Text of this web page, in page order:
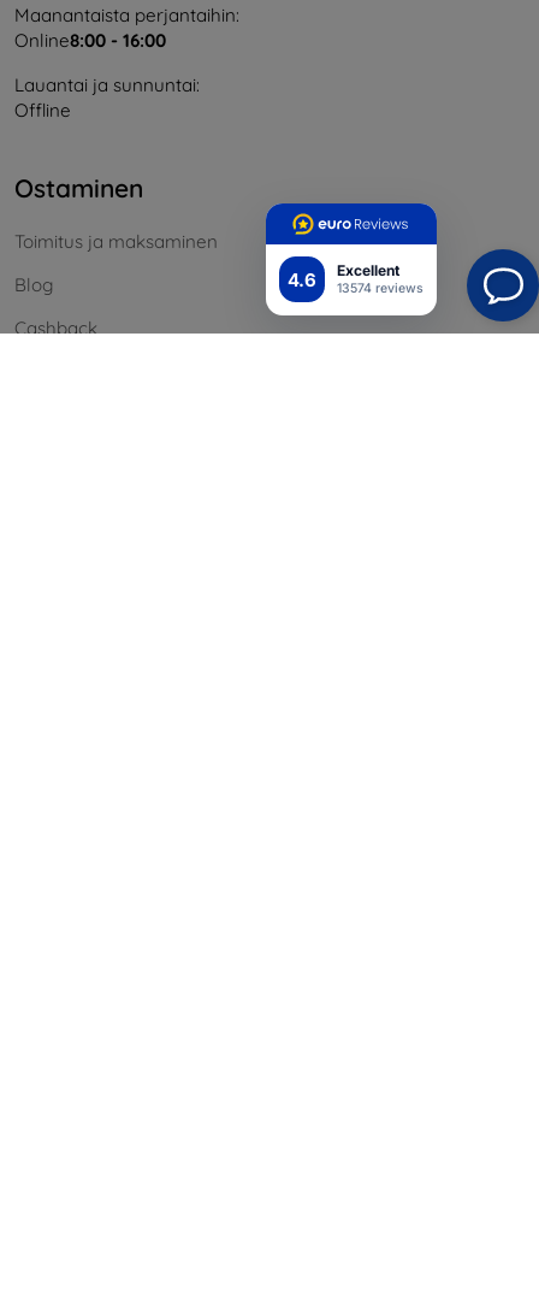
4.6 Excellent
13574 reviews
Maanantaista perjantaihin:
Online8:00 - 16:00
Lauantai ja sunnuntai:
Offline
Ostaminen
Toimitus ja maksaminen
Blog
Cashback